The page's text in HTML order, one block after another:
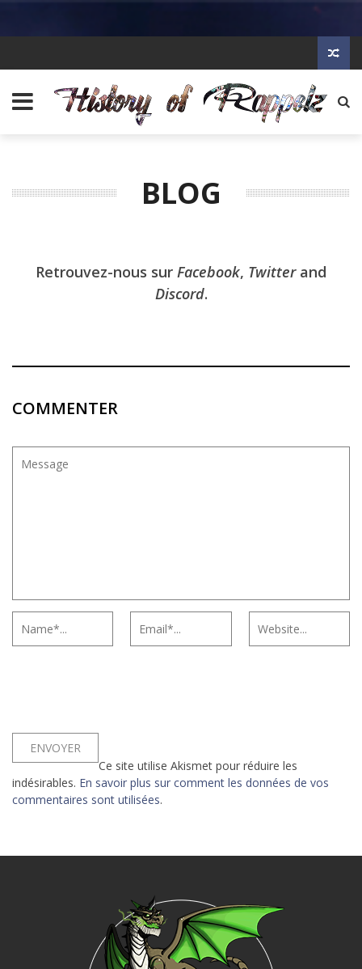
BLOG
Retrouvez-nous sur Facebook, Twitterand
Discord.
COMMENTER
Ce site utilise Akismet pour réduire les
indésirables. En savoir plus sur comment les données de vos
commentaires sont utilisées.